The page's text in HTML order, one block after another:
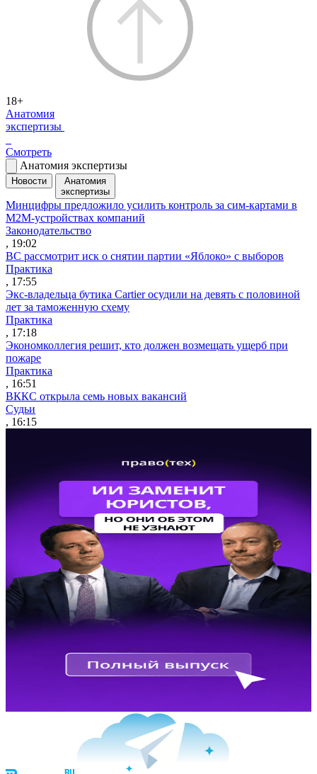
18+
Анатомия
экспертизы
Смотреть
Анатомия экспертизы
Новости
Анатомия
экспертизы
Минцифры предложило усилить контроль за сим-картами в
M2M-устройствах компаний
Законодательство
, 19:02
ВС рассмотрит иск о снятии партии «Яблоко» с выборов
Практика
, 17:55
Экс-владельца бутика Cartier осудили на девять с половиной
лет за таможенную схему
Практика
, 17:18
Экономколлегия решит, кто должен возмещать ущерб при
пожаре
Практика
, 16:51
ВККС открыла семь новых вакансий
Судьи
, 16:15